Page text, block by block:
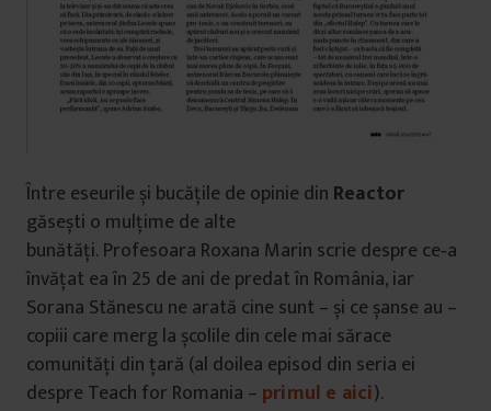
Între eseurile și bucățile de opinie din Reactor
găsești o mulțime de alte
bunătăți. Profesoara Roxana Marin scrie despre ce‑a
învățat ea în 25 de ani de predat în România, iar
Sorana Stănescu ne arată cine sunt – și ce șanse au –
copiii care merg la școlile din cele mai sărace
comunități din țară (al doilea episod din seria ei
despre Teach for Romania – primul e aici).